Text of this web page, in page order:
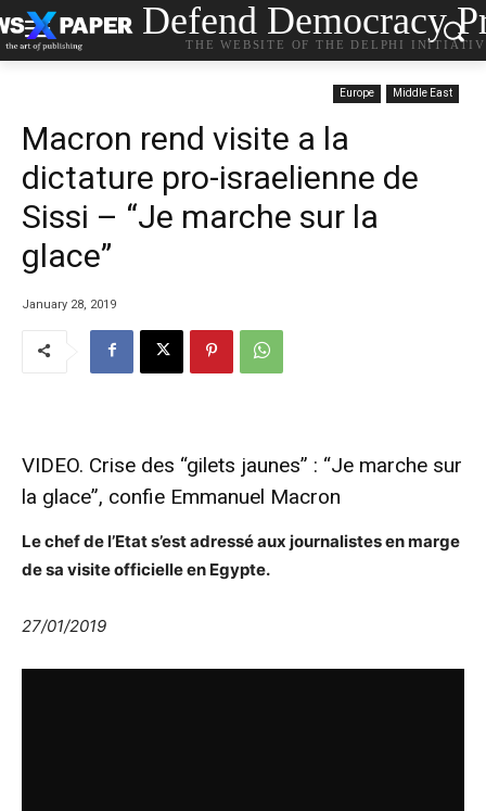
Defend Democracy
THE WEBSITE OF THE DELPHI
Europe Middle East
Macron rend visite a la
dictature pro-israelienne de
Sissi – “Je marche sur la
glace”
January 28, 2019
VIDEO. Crise des “gilets jaunes” : “Je marche sur
la glace”, confie Emmanuel Macron
Le chef de l’Etat s’est adressé aux journalistes en marge
de sa visite officielle en Egypte.
27/01/2019